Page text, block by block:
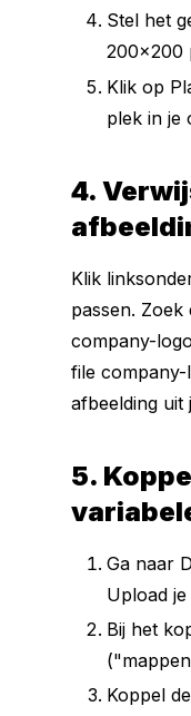
Stel het
200x200
Klik op
plek in je
4.
Klik
passen.
company-
file
afbeelding uit
5.
Ga naar
Upload
Bij het
Koppel